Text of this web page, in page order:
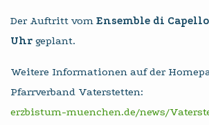
Der Auftritt vom Ensemble di Capello
Uhr geplant.
Weitere Informationen auf der
Pfarrverband Vaterstetten:
erzbistum-muenchen.de/news/